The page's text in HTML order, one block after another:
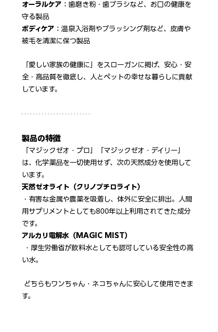
オーラルケア ：歯磨き粉・歯ブラシなど、お口の健康を
守る製品
ボディケア ：温泉入浴剤やブラッシング剤など、皮膚や
被毛を清潔に保つ製品
「愛しい家族の健康に」をスローガンに掲げ、安心・安
全・高品質を徹底し、人とペットの幸せな暮らしに貢献
しています。
製品の特徴
「マジックゼオ・プロ」「マジックゼオ・デイリー」
は、化学薬品を一切使用せず、次の天然成分を使用して
います。
天然ゼオライト（クリノプチロライト）
・有害な金属や農薬を吸着し、体外に安全に排出。人間
用サプリメントとしても800年以上利用されてきた成分
です。
アルカリ電解水（MAGIC MIST）
い水。
す。